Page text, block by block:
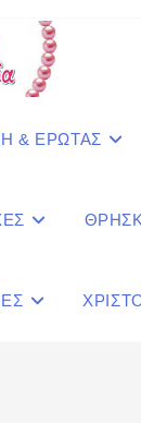
& ΕΡΩΤΑΣ